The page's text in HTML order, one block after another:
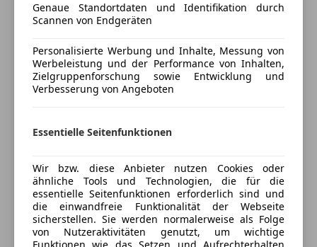
Android Auto
Bluetooth
Bordcomputer
DAB-Radio
MP3
Radio
Soundsystem
USB
Volldigitales Kombiinstrument
W-Lan / Wifi Hotspot
19" Original AMG Felgen auf Bridgestone Pirelli
18" Original CLS Felgen auf Michelin Winterreifen
(neuwertig - € 1000,- Aufpreis)
-ev. Inzahlungnahme Ihres Fahrzeuges
-12 Monate Gewährleistung (Händlerverkauf)
-Garantie bis zu 36 möglich (optional)
Mehr anzeigen
Versicherung
anpassen
Freischaden-Gutschein ab Stufe 0
Auto einfach online versichern & Rabatt holen
Genaue Standortdaten und Identifikation durch
Scannen von Endgeräten
Personalisierte Werbung und Inhalte, Messung von
Werbeleistung und der Performance von Inhalten,
Zielgruppenforschung sowie Entwicklung und
Verbesserung von Angeboten
Essentielle Seitenfunktionen
Wir bzw. diese Anbieter nutzen Cookies oder
ähnliche Tools und Technologien, die für die
essentielle Seitenfunktionen erforderlich sind und
die einwandfreie Funktionalität der Webseite
sicherstellen. Sie werden normalerweise als Folge
von Nutzeraktivitäten genutzt, um wichtige